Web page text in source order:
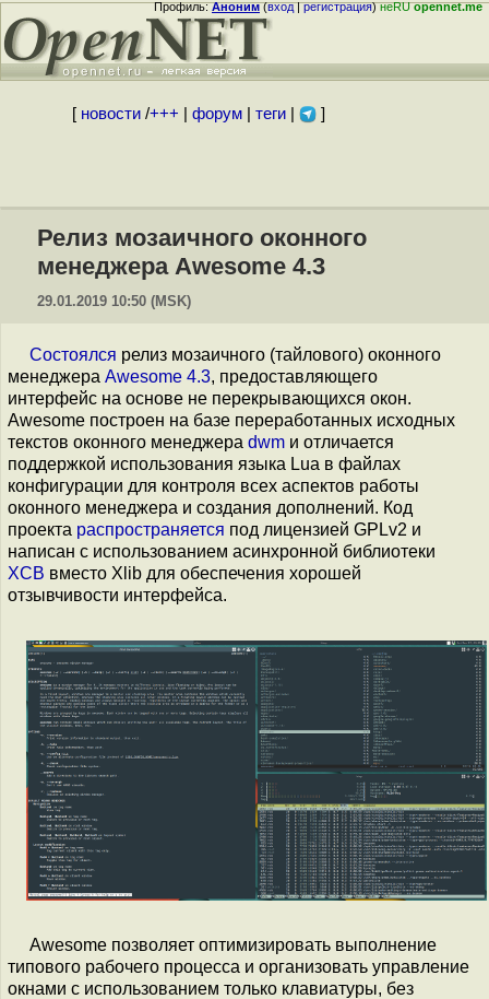
Профиль:Аноним(вход|регистрация)неRUopennet.me
[ новости/+++ форум| теги| ]
Релиз мозаичного оконного
менеджера Awesome 4.3
29.01.2019 10:50 (MSK)
Состоялся релиз мозаичного (тайлового) оконного
менеджера Awesome 4.3, предоставляющего
интерфейс на основе не перекрывающихся окон.
Awesome построен на базе переработанных исходных
текстов оконного менеджера dwm и отличается
поддержкой использования языка Lua в файлах
конфигурации для контроля всех аспектов работы
оконного менеджера и создания дополнений. Код
проекта распространяется под лицензией GPLv2 и
написан с использованием асинхронной библиотеки
XCB вместо Xlib для обеспечения хорошей
отзывчивости интерфейса.
Awesome позволяет оптимизировать выполнение
типового рабочего процесса и организовать управление
окнами с использованием только клавиатуры, без